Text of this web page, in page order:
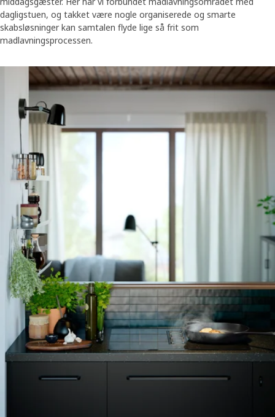
dagligstuen, og takket være nogle organiserede og smarte
skabsløsninger kan samtalen flyde lige så frit som
madlavningsprocessen.